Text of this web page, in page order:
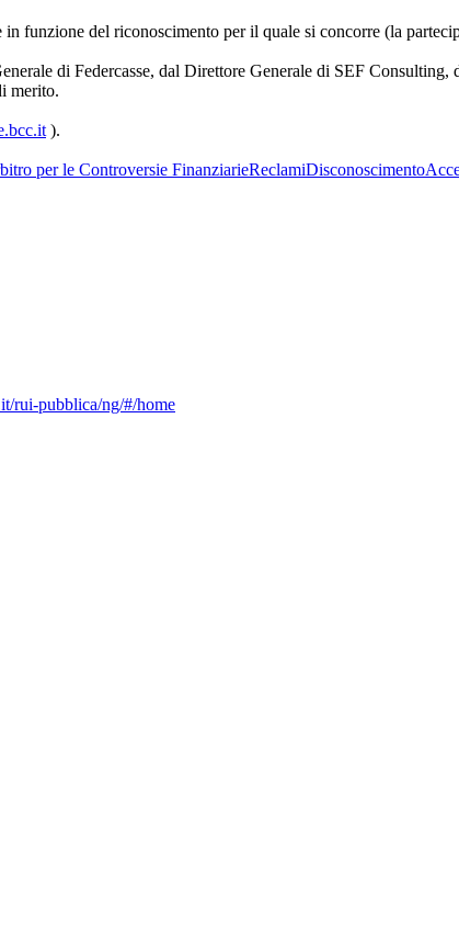
in funzione del riconoscimento per il quale si concorre (la
di Federcasse, dal Direttore Generale di SEF Consulting,
merito.
).
per le Controversie FinanziarieReclamiDisconoscimento
rui-pubblica/ng/#/home